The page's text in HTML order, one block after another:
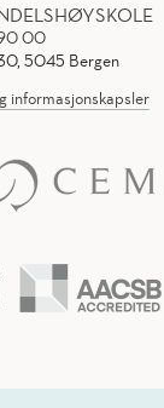
00
5045 Bergen
informasjonskapsler